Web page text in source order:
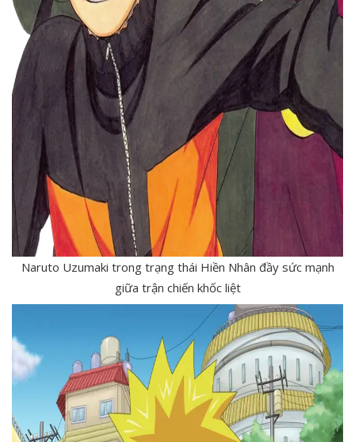
Naruto Uzumaki trong trạng thái Hiền Nhân đầy sức mạnh
giữa trận chiến khốc liệt